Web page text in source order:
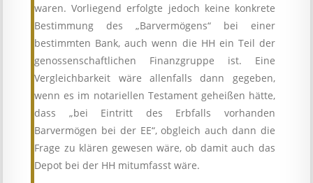
waren. Vorliegend erfolgte jedoch keine konkrete
Bestimmung des „Barvermögens“ bei einer
bestimmten Bank, auch wenn die HH ein Teil der
genossenschaftlichen Finanzgruppe ist. Eine
Vergleichbarkeit wäre allenfalls dann gegeben,
wenn es im notariellen Testament geheißen hätte,
dass „bei Eintritt des Erbfalls vorhanden
Barvermögen bei der EE“, obgleich auch dann die
Frage zu klären gewesen wäre, ob damit auch das
Depot bei der HH mitumfasst wäre.